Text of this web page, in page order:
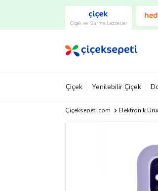
Çiçek ve Gurme Lezzetler
Çiçek Yenilebilir Çiçek
Çiçeksepeti.com Elektronik